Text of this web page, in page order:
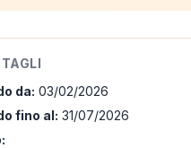
da: 03/02/2026
fino al: 31/07/2026